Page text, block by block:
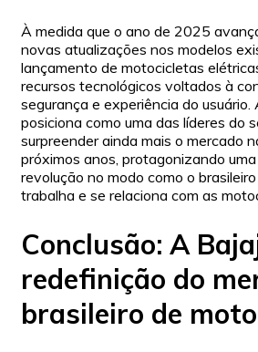
À medida que o ano de 2025
novas atualizações nos modelos
lançamento de motocicletas
recursos tecnológicos voltados à
segurança e experiência do usuário.
posiciona como uma das líderes do
surpreender ainda mais o mercado
próximos anos, protagonizando
revolução no modo como o
trabalha e se relaciona com as
Conclusão: A
redefinição do
brasileiro de